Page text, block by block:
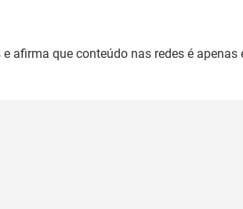
afirma que conteúdo nas redes é apenas